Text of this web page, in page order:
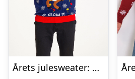
Årets julesweater: Sexy And I Glow It Blå – herre / mænd. Ugly Christmas Sweater lavet i Danmark